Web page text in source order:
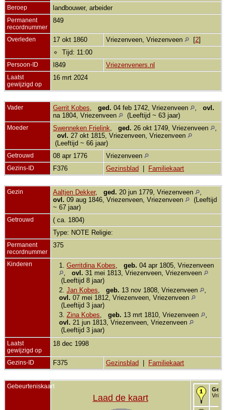
Beroep landbouwer, arbeider
Permanent
recordnummer
849
Overleden 17 okt 1860 Vriezenveen, Vriezenveen [2]
Tijd: 11:00
Persoon-ID I849 Vriezenveners.nl
Laatst
gewijzigd op
16 mrt 2024
Vader Gerrit Kobes ged. 04 feb 1742, Vriezenveen
ovl.
na 1804, Vriezenveen
(Leeftijd ~ 63 jaar)
Moeder Swenneken Frielink ged. 26 okt 1749, Vriezenveen
ovl. 27 okt 1815, Vriezenveen, Vriezenveen
(Leeftijd ~ 66 jaar)
Getrouwd 08 apr 1776 Vriezenveen
Gezins-ID F376 Gezinsblad Familiekaart
Gezin Aaltjen Dekker, ged. 20 jun 1779, Vriezenveen
ovl. 09 aug 1846, Vriezenveen, Vriezenveen
(Leeftijd
~ 67 jaar)
Getrouwd
( ca. 1804)
Type: NOTE Religie:
Permanent
recordnummer
375
Kinderen 1. Gerritdina Kobes geb. 04 apr 1805, Vriezenveen
ovl. 31 mei 1813, Vriezenveen, Vriezenveen
(Leeftijd 8 jaar)
2. Jan Kobes geb. 13 nov 1808, Vriezenveen
ovl. 07 mei 1812, Vriezenveen, Vriezenveen
(Leeftijd 3 jaar)
3. Zina Kobes geb. 13 mrt 1810, Vriezenveen
ovl. 21 jun 1813, Vriezenveen, Vriezenveen
(Leeftijd 3 jaar)
Laatst
gewijzigd op
18 dec 1998
Gezins-ID F375 Gezinsblad Familiekaart
Gebeurteniskaart
Laad de kaart